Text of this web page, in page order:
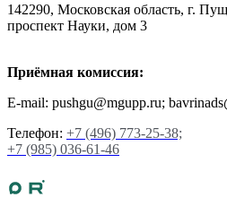
142290, Московская область, г.
проспект Науки, дом 3
Приёмная комиссия:
E-mail: pushgu@mgupp.ru;
Телефон: +7 (496) 773-25-38;
+7 (985) 036-61-46